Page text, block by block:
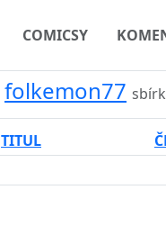
COMICSY
folkemon77
TITUL